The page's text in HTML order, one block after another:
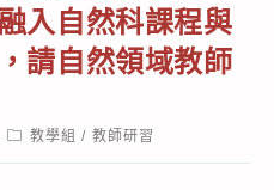
入自然科課程與
請自然領域教師
Post教學組 / 教師研習